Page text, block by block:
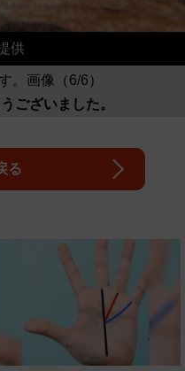
供
。画像（6/6）
ございました。
る